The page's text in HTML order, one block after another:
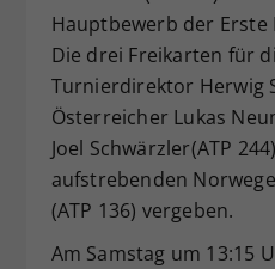
Hauptbewerb der Erste
Die drei Freikarten für
Turnierdirektor Herwig
Österreicher Lukas
Joel Schwärzler(ATP
aufstrebenden
(ATP 136) vergeben.
Am Samstag um 13:15
Zweck
Dieser Wert
zufällig
historische
Webseiten-
hat.